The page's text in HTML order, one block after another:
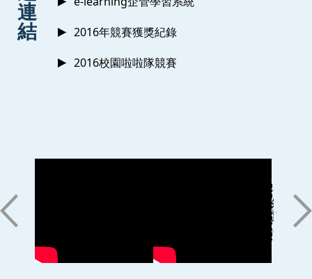
連
結
2016年競賽獲獎紀錄
2016校園啦啦隊競賽